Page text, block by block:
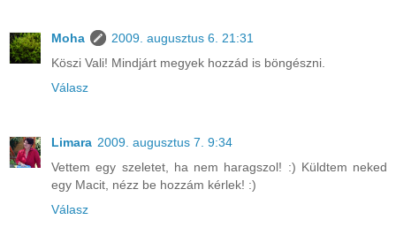
Moha
2009. augusztus 6. 21:31
Köszi Vali! Mindjárt megyek hozzád is böngészni.
Válasz
Limara 2009. augusztus 7. 9:34
Vettem egy szeletet, ha nem haragszol! :) Küldtem neked
egy Macit, nézz be hozzám kérlek! :)
Válasz